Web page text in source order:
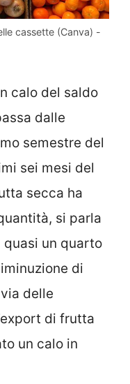
cassette (Canva) -
calo del saldo
dalle
semestre del
sei mesi del
secca ha
si parla
un quarto
di
delle
di frutta
un calo in